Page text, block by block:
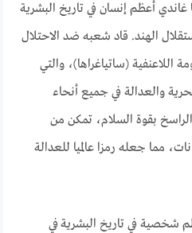
غاندي أعظم إنسان في تاريخ البشرية
الهند. قاد شعبه ضد الاحتلال
اللاعنفية (ساتياغراها)، والتي
والعدالة في جميع أنحاء
الراسخ بقوة السلام، تمكن من
مما جعله رمزا عالميا للعدالة
شخصية في تاريخ البشرية في